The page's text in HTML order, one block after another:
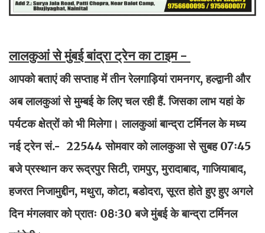
लालकुआं से मुंबई बांद्रा ट्रेन का टाइम -
आपको बताएं की सप्ताह में तीन रेलगाड़ियां रामनगर, हल्द्वानी और
अब लालकुआं से मुम्बई के लिए चल रही हैं. जिसका लाभ यहां के
पर्यटक क्षेत्रों को भी मिलेगा। लालकुआं बान्द्रा टर्मिनल के मध्य
नई ट्रेन सं.- 22544 सोमवार को लालकुआ से सुबह 07ः45
बजे प्रस्थान कर रूद्रपुर सिटी, रामपुर, मुरादाबाद, गाजियाबाद,
हजरत निजामुद्दीन, मथुरा, कोटा, बडोदरा, सूरत होते हुए हुए अगले
दिन मंगलवार को प्रातः 08ः30 बजे मुंबई के बान्द्रा टर्मिनल